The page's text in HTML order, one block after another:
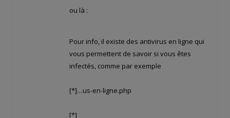
ou là :
Pour info, il existe des antivirus en ligne qui
vous permettent de savoir si vous êtes
infectés, comme par exemple
[*]…us-en-ligne.php
[*]